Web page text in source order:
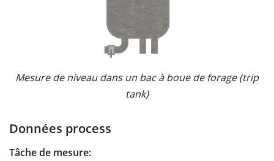
Mesure de niveau dans un bac à boue de forage (trip
tank)
Données process
Tâche de mesure: